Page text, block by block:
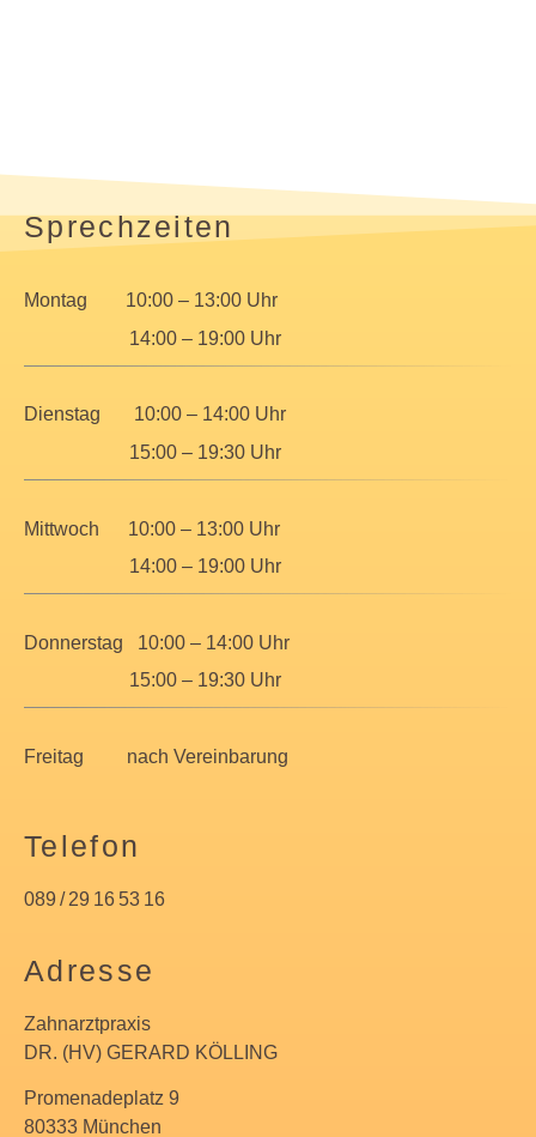
Sprechzeiten
Montag 10:00 – 13:00 Uhr
14:00 – 19:00 Uhr
Dienstag 10:00 – 14:00 Uhr
15:00 – 19:30 Uhr
Mittwoch 10:00 – 13:00 Uhr
14:00 – 19:00 Uhr
Donnerstag 10:00 – 14:00 Uhr
15:00 – 19:30 Uhr
Freitag nach Vereinbarung
Telefon
089 / 29 16 53 16
Adresse
Zahnarztpraxis
DR. (HV) GERARD KÖLLING
Promenadeplatz 9
80333 München